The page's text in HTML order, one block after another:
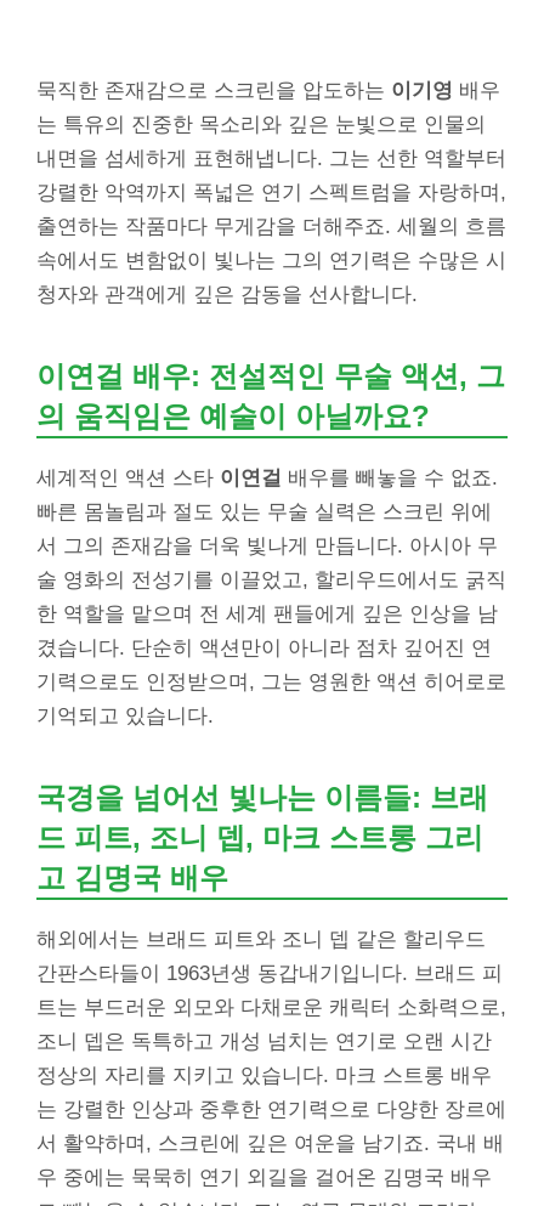
묵직한 존재감으로 스크린을 압도하는 이기영 배우
는 특유의 진중한 목소리와 깊은 눈빛으로 인물의
내면을 섬세하게 표현해냅니다. 그는 선한 역할부터
강렬한 악역까지 폭넓은 연기 스펙트럼을 자랑하며,
출연하는 작품마다 무게감을 더해주죠. 세월의 흐름
속에서도 변함없이 빛나는 그의 연기력은 수많은 시
청자와 관객에게 깊은 감동을 선사합니다.
이연걸 배우: 전설적인 무술 액션, 그
의 움직임은 예술이 아닐까요?
세계적인 액션 스타 이연걸 배우를 빼놓을 수 없죠.
빠른 몸놀림과 절도 있는 무술 실력은 스크린 위에
서 그의 존재감을 더욱 빛나게 만듭니다. 아시아 무
술 영화의 전성기를 이끌었고, 할리우드에서도 굵직
한 역할을 맡으며 전 세계 팬들에게 깊은 인상을 남
겼습니다. 단순히 액션만이 아니라 점차 깊어진 연
기력으로도 인정받으며, 그는 영원한 액션 히어로로
기억되고 있습니다.
국경을 넘어선 빛나는 이름들: 브래
드 피트, 조니 뎁, 마크 스트롱 그리
고 김명국 배우
해외에서는 브래드 피트와 조니 뎁 같은 할리우드
간판스타들이 1963년생 동갑내기입니다. 브래드 피
트는 부드러운 외모와 다채로운 캐릭터 소화력으로,
조니 뎁은 독특하고 개성 넘치는 연기로 오랜 시간
정상의 자리를 지키고 있습니다. 마크 스트롱 배우
는 강렬한 인상과 중후한 연기력으로 다양한 장르에
서 활약하며, 스크린에 깊은 여운을 남기죠. 국내 배
우 중에는 묵묵히 연기 외길을 걸어온 김명국 배우